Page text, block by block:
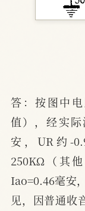
答：按图中
值），经实
安，UR约-
250KΩ（其
Iao=0.46毫安
见，因普通收